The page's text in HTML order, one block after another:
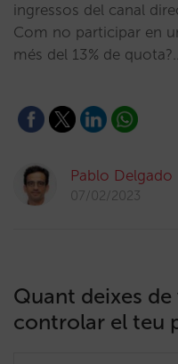
ingressos del canal
Com no participar en
més del 13% de
Pablo Delgado
07/02/2023
Quant deixes
controlar el teu